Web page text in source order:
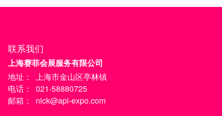
联系我们
上海赛菲会展服务有限公司
地址：
上海市金山区亭林镇
电话：
021-58880725
邮箱：
nick@api-expo.com